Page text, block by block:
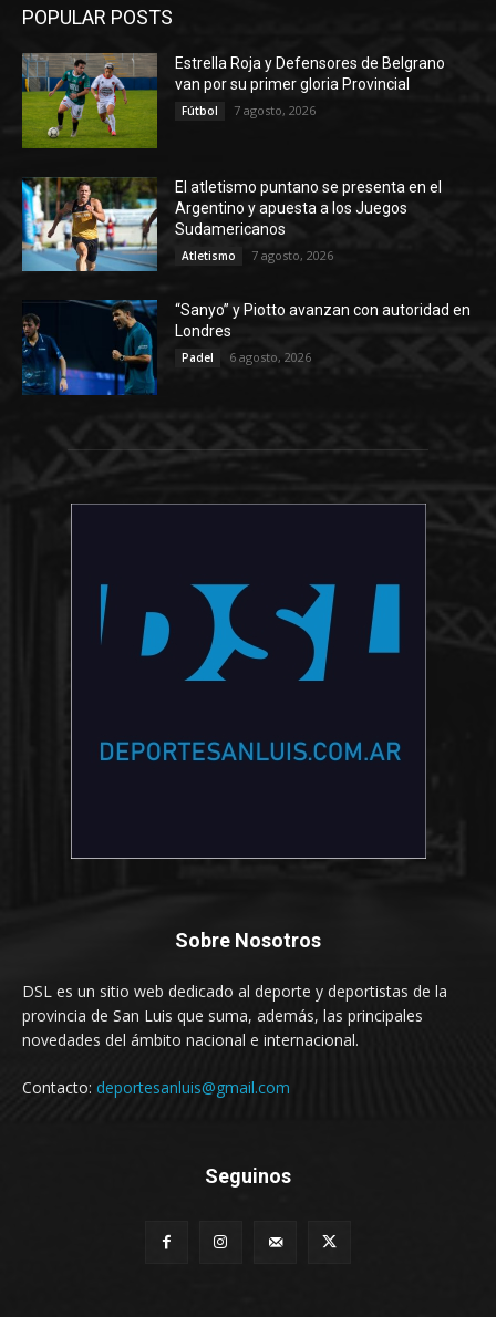
POPULAR POSTS
Estrella Roja y Defensores de Belgrano
van por su primer gloria Provincial
Fútbol 7 agosto, 2026
El atletismo puntano se presenta en el
Argentino y apuesta a los Juegos
Sudamericanos
Atletismo 7 agosto, 2026
“Sanyo” y Piotto avanzan con autoridad en
Londres
Padel 6 agosto, 2026
Sobre Nosotros
DSL es un sitio web dedicado al deporte y deportistas de la
provincia de San Luis que suma, además, las principales
novedades del ámbito nacional e internacional.
Contacto: deportesanluis@gmail.com
Seguinos